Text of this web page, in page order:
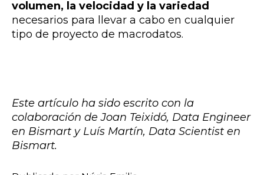
volumen, la velocidad y la variedad
necesarios para llevar a cabo en cualquier
tipo de proyecto de macrodatos.
Este artículo ha sido escrito con la
colaboración de Joan Teixidó, Data Engineer
en Bismart y Luís Martín, Data Scientist en
Bismart.